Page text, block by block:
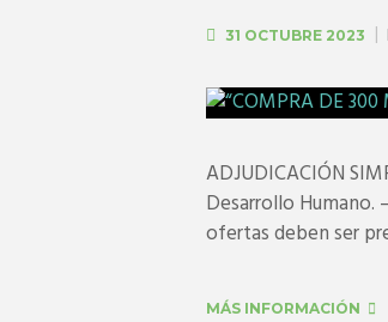
31 OCTUBRE 2023
ADJUDICACIÓN
Desarrollo Humano.
ofertas deben ser
MÁS INFORMACIÓN